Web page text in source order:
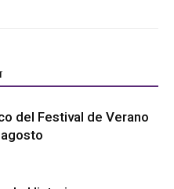
del Festival de Verano